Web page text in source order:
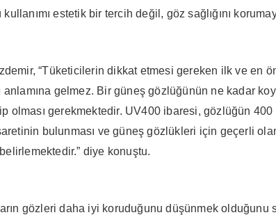
estetik bir tercih değil, göz sağlığını
“Tüketicilerin dikkat etmesi gereken ilk ve en
anlamına gelmez. Bir güneş gözlüğünün ne kadar
gerekmektedir. UV400 ibaresi, gözlüğün 400
bulunması ve güneş gözlükleri için geçerli
diye konuştu.
gözleri daha iyi koruduğunu düşünmek